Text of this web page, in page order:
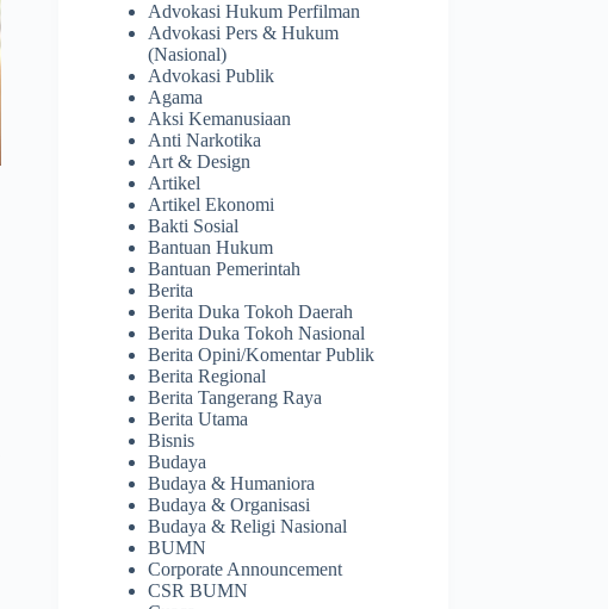
Advokasi Hukum Perfilman
Advokasi Pers & Hukum
(Nasional)
Advokasi Publik
Agama
Aksi Kemanusiaan
Anti Narkotika
Art & Design
Artikel
Artikel Ekonomi
Bakti Sosial
Bantuan Hukum
Bantuan Pemerintah
Berita
Berita Duka Tokoh Daerah
Berita Duka Tokoh Nasional
Berita Opini/Komentar Publik
Berita Regional
Berita Tangerang Raya
Berita Utama
Bisnis
Budaya
Budaya & Humaniora
Budaya & Organisasi
Budaya & Religi Nasional
BUMN
Corporate Announcement
CSR BUMN